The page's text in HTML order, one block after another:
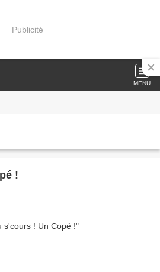
Publicité
MENU
!